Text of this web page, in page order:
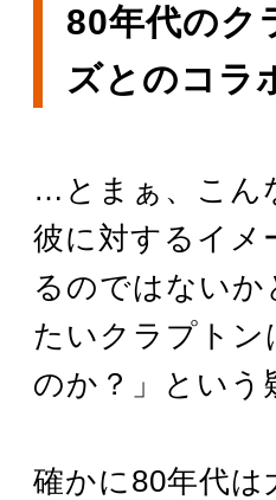
80年代のク
ズとのコラ
…とまぁ、こん
彼に対するイメ
るのではない
たいクラプトン
のか？」という
確かに80年代